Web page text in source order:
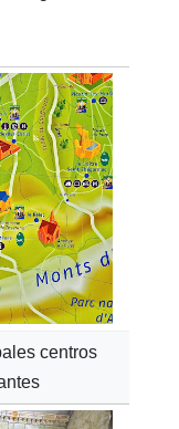
centros